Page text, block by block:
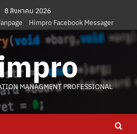
8 สิงหาคม 2026
Himpro Facebook Messager
MANAGMENT PROFESSIONAL